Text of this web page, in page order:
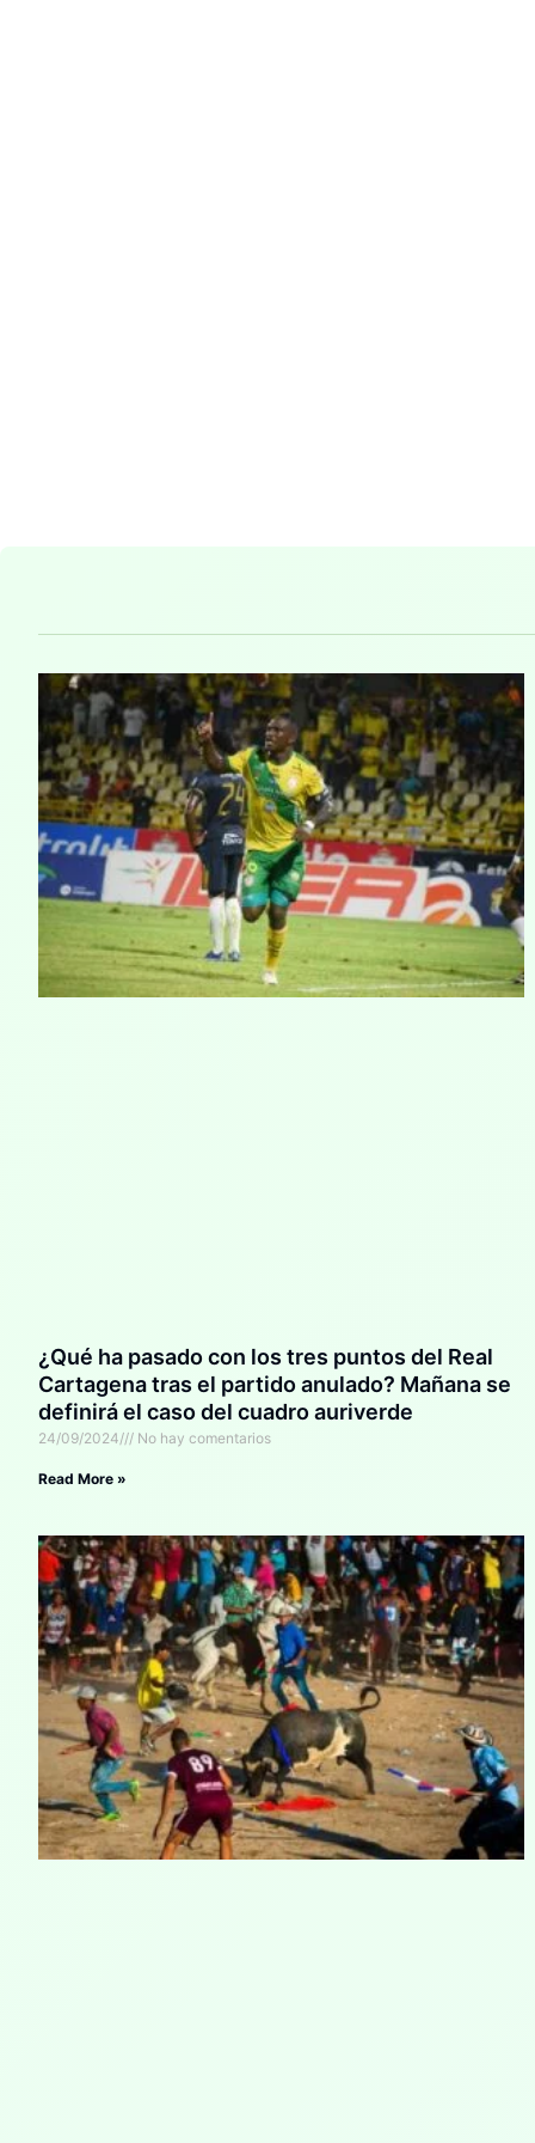
¿Qué ha pasado con los tres puntos del Real
Cartagena tras el partido anulado? Mañana se
definirá el caso del cuadro auriverde
24/09/2024 No hay comentarios
Read More »